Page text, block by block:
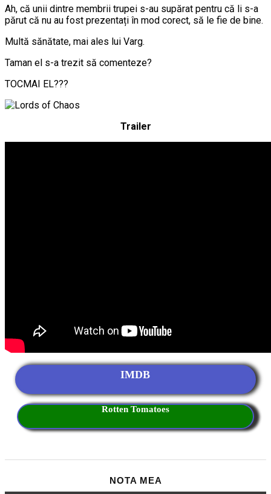
Ah, că unii dintre membrii trupei s-au supărat pentru că li s-a
părut că nu au fost prezentați în mod corect, să le fie de bine.
Multă sănătate, mai ales lui Varg.
Taman el s-a trezit să comenteze?
TOCMAI EL???
Trailer
IMDB
Rotten Tomatoes